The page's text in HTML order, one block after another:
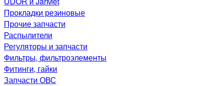
Прокладки резиновые
Прочие запчасти
Распылители
Регуляторы и запчасти
Фильтры, фильтроэлементы
Фитинги, гайки
Запчасти ОВС